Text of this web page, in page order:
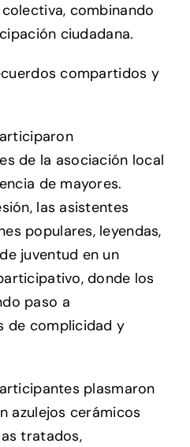
combinando
ciudadana.
compartidos y
de la asociación local
de mayores.
las asistentes
populares, leyendas,
juventud en un
donde los
paso a
de complicidad y
plasmaron
azulejos cerámicos
tratados,